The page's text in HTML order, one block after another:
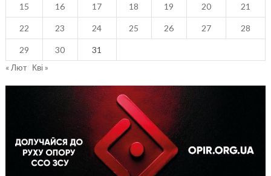
15 16 17 18 19 20 21
22 23 24 25 26 27 28
29 30
31
« Лют Кві »